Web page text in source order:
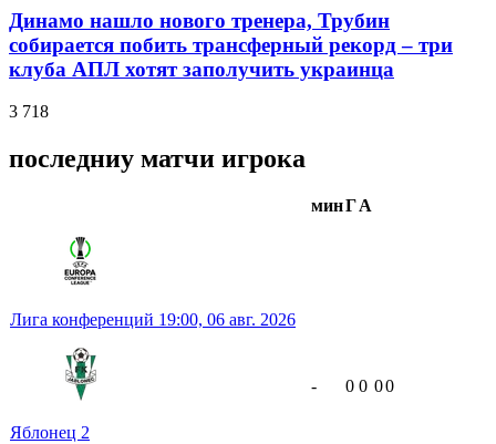
Динамо нашло нового тренера, Трубин
собирается побить трансферный рекорд – три
клуба АПЛ хотят заполучить украинца
3 718
последниу матчи игрока
минГА
Лига конференций 19:00, 06 авг. 2026
Яблонец 2
- 0 0 00